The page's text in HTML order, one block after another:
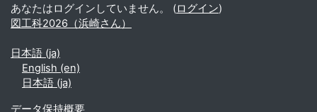
あなたはログインしていません。 (ログイン)
図工科2026（浜崎さん）
日本語 ‎(ja)‎
English ‎(en)‎
日本語 ‎(ja)‎
データ保持概要